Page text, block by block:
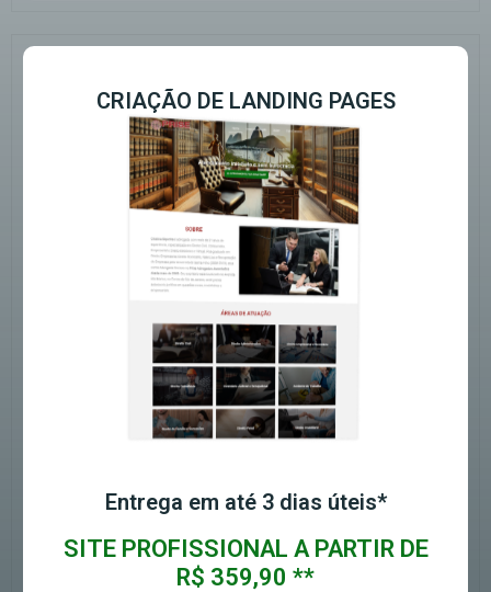
CRIAÇÃO DE LANDING PAGES
Entrega em até 3 dias úteis*
SITE PROFISSIONAL A PARTIR DE
R$ 359,90 **